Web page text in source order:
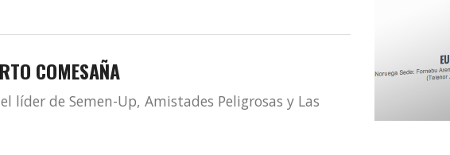
COMESAÑA
líder de Semen-Up, Amistades Peligrosas y Las